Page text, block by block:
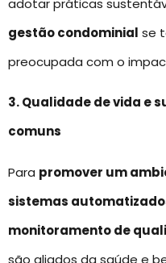
adotar práticas
gestão condominial se
preocupada com o
3. Qualidade de vida e
comuns
Para promover um
sistemas
monitoramento de
são aliados da saúde e